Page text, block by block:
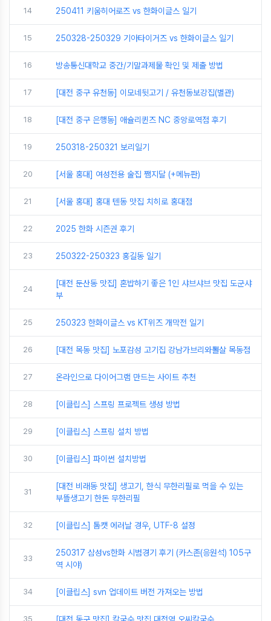
14 250411 키움히어로즈 vs 한화이글스 일기
15 250328-250329 기아타이거즈 vs 한화이글스 일기
16 방송통신대학교 중간/기말과제물 확인 및 제출 방법
17 [대전 중구 유천동] 이모네뒷고기 / 유천동보강집(별관)
18 [대전 중구 은행동] 애슐리퀸즈 NC 중앙로역점 후기
19 250318-250321 보리일기
20 [서울 홍대] 여성전용 술집 쨈지달 (+메뉴판)
21 [서울 홍대] 홍대 텐동 맛집 치히로 홍대점
22 2025 한화 시즌권 후기
23 250322-250323 홍길동 일기
24
[대전 둔산동 맛집] 혼밥하기 좋은 1인 샤브샤브 맛집 도군샤
부
25 250323 한화이글스 vs KT위즈 개막전 일기
26 [대전 목동 맛집] 노포감성 고기집 강남가브리와뽈살 목동점
27 온라인으로 다이어그램 만드는 사이트 추천
28 [이클립스] 스프링 프로젝트 생성 방법
29 [이클립스] 스프링 설치 방법
30 [이클립스] 파이썬 설치방법
31
[대전 비래동 맛집] 생고기, 한식 무한리필로 먹을 수 있는
부뜰생고기 한돈 무한리필
32 [이클립스] 톰캣 에러날 경우, UTF-8 설정
33
250317 삼성vs한화 시범경기 후기 (카스존(응원석) 105구
역 시야)
34 [이클립스] svn 업데이트 버전 가져오는 방법
35